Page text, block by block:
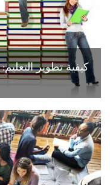
كيفية تطوير